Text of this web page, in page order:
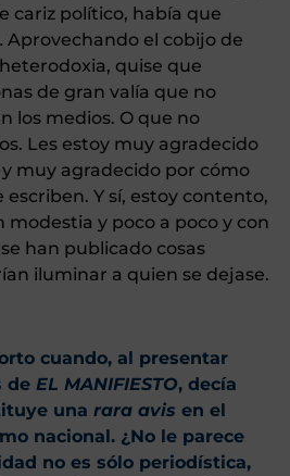
cariz político, había que
el cobijo de
quise que
de gran valía que no
los medios. O que no
Les estoy muy agradecido
muy agradecido por cómo
escriben. Y sí, estoy contento,
modestia y poco a poco y con
han publicado cosas
iluminar a quien se dejase.
cuando, al presentar
de EL MANIFIESTO, decía
una rara avis en el
nacional. ¿No le parece
no es sólo periodística,